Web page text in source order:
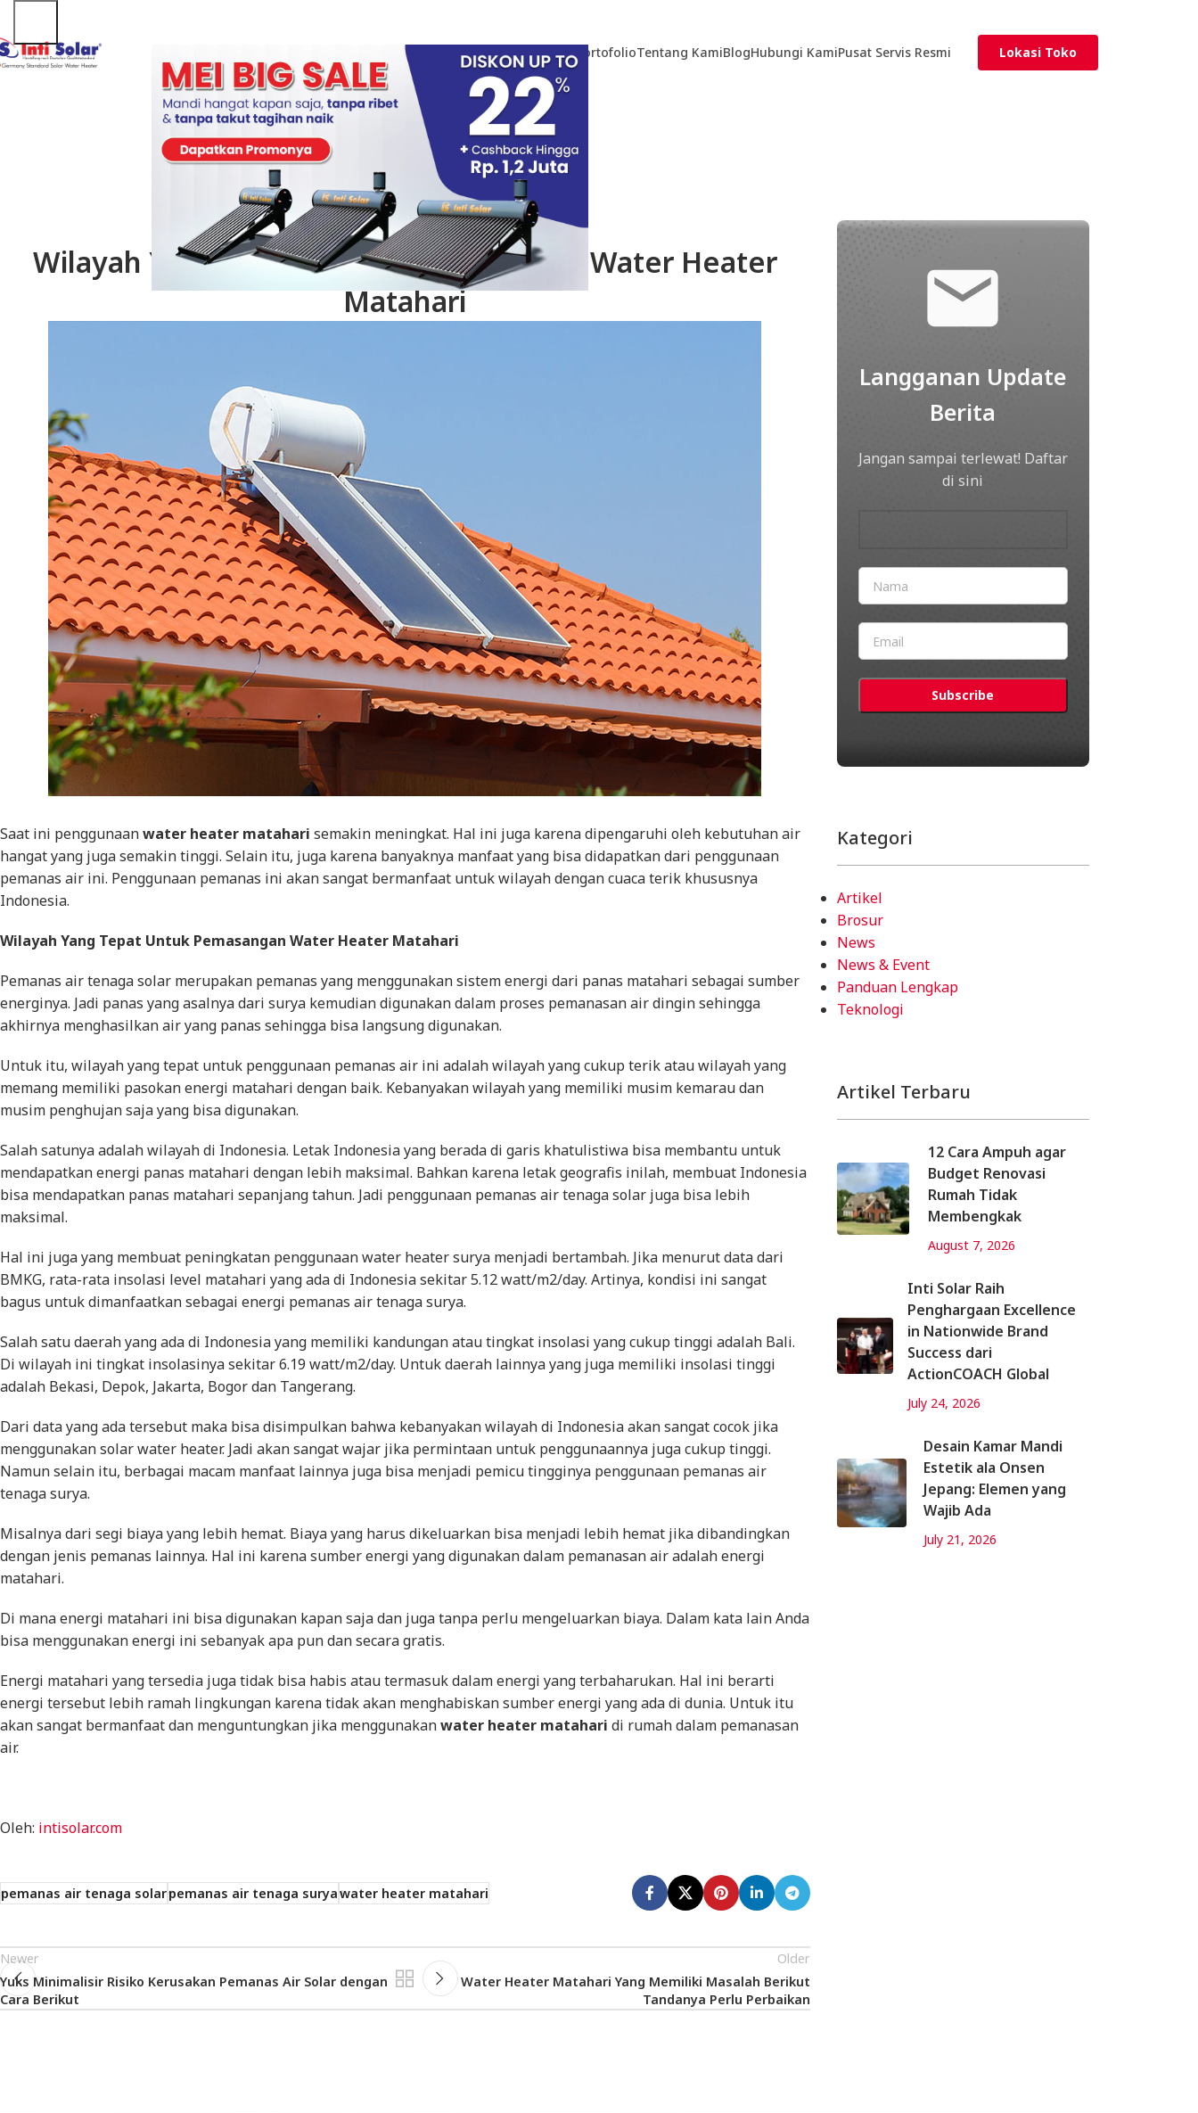
Home ProdukTeknologi PortofolioTentang KamiBlogHubungi KamiPusat Servis Resmi Lokasi Toko
ARTIKEL
Wilayah Yang Tepat Untuk Pemasangan Water Heater
Matahari
Saat ini penggunaanwater heater matahari semakin meningkat. Hal ini juga karena dipengaruhi oleh kebutuhan air
hangat yang juga semakin tinggi. Selain itu, juga karena banyaknya manfaat yang bisa didapatkan dari penggunaan
pemanas air ini. Penggunaan pemanas ini akan sangat bermanfaat untuk wilayah dengan cuaca terik khususnya
Indonesia.
Wilayah Yang Tepat Untuk Pemasangan Water Heater Matahari
Pemanas air tenaga solar merupakan pemanas yang menggunakan sistem energi dari panas matahari sebagai sumber
energinya. Jadi panas yang asalnya dari surya kemudian digunakan dalam proses pemanasan air dingin sehingga
akhirnya menghasilkan air yang panas sehingga bisa langsung digunakan.
Untuk itu, wilayah yang tepat untuk penggunaan pemanas air ini adalah wilayah yang cukup terik atau wilayah yang
memang memiliki pasokan energi matahari dengan baik. Kebanyakan wilayah yang memiliki musim kemarau dan
musim penghujan saja yang bisa digunakan.
Salah satunya adalah wilayah di Indonesia. Letak Indonesia yang berada di garis khatulistiwa bisa membantu untuk
mendapatkan energi panas matahari dengan lebih maksimal. Bahkan karena letak geografis inilah, membuat Indonesia
bisa mendapatkan panas matahari sepanjang tahun. Jadi penggunaan pemanas air tenaga solar juga bisa lebih
maksimal.
Hal ini juga yang membuat peningkatan penggunaan water heater surya menjadi bertambah. Jika menurut data dari
BMKG, rata-rata insolasi level matahari yang ada di Indonesia sekitar 5.12 watt/m2/day. Artinya, kondisi ini sangat
bagus untuk dimanfaatkan sebagai energi pemanas air tenaga surya.
Salah satu daerah yang ada di Indonesia yang memiliki kandungan atau tingkat insolasi yang cukup tinggi adalah Bali.
Di wilayah ini tingkat insolasinya sekitar 6.19 watt/m2/day. Untuk daerah lainnya yang juga memiliki insolasi tinggi
adalah Bekasi, Depok, Jakarta, Bogor dan Tangerang.
Dari data yang ada tersebut maka bisa disimpulkan bahwa kebanyakan wilayah di Indonesia akan sangat cocok jika
menggunakan solar water heater. Jadi akan sangat wajar jika permintaan untuk penggunaannya juga cukup tinggi.
Namun selain itu, berbagai macam manfaat lainnya juga bisa menjadi pemicu tingginya penggunaan pemanas air
tenaga surya.
Misalnya dari segi biaya yang lebih hemat. Biaya yang harus dikeluarkan bisa menjadi lebih hemat jika dibandingkan
dengan jenis pemanas lainnya. Hal ini karena sumber energi yang digunakan dalam pemanasan air adalah energi
matahari.
Di mana energi matahari ini bisa digunakan kapan saja dan juga tanpa perlu mengeluarkan biaya. Dalam kata lain Anda
bisa menggunakan energi ini sebanyak apa pun dan secara gratis.
Energi matahari yang tersedia juga tidak bisa habis atau termasuk dalam energi yang terbaharukan. Hal ini berarti
energi tersebut lebih ramah lingkungan karena tidak akan menghabiskan sumber energi yang ada di dunia. Untuk itu
akan sangat bermanfaat dan menguntungkan jika menggunakanwater heater matahari di rumah dalam pemanasan
air.
Oleh: intisolar.com
pemanas air tenaga solarpemanas air tenaga suryawater heater matahari
Newer
Yuks Minimalisir Risiko Kerusakan Pemanas Air Solar dengan
Cara Berikut
Older
Water Heater Matahari Yang Memiliki Masalah Berikut
Tandanya Perlu Perbaikan
Langganan Update
Berita
Jangan sampai terlewat! Daftar
di sini
Kategori
Artikel
Brosur
News
News & Event
Panduan Lengkap
Teknologi
Artikel Terbaru
12 Cara Ampuh agar
Budget Renovasi
Rumah Tidak
Membengkak
August 7, 2026
Inti Solar Raih
Penghargaan Excellence
in Nationwide Brand
Success dari
ActionCOACH Global
July 24, 2026
Desain Kamar Mandi
Estetik ala Onsen
Jepang: Elemen yang
Wajib Ada
July 21, 2026